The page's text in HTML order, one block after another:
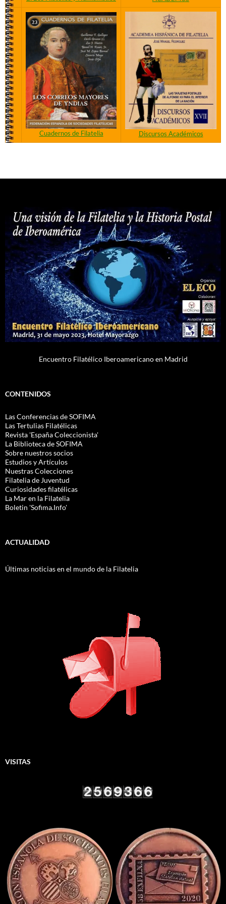
Cuadernos de Filatelia Discursos Académicos
Encuentro Filatélico Iberoamericano en Madrid
CONTENIDOS
Las Conferencias de SOFIMA
Las Tertulias Filatélicas
Revista 'España Coleccionista'
La Biblioteca de SOFIMA
Sobre nuestros socios
Estudios y Artículos
Nuestras Colecciones
Filatelia de Juventud
Curiosidades filatélicas
La Mar en la Filatelia
Boletin 'Sofima.Info'
ACTUALIDAD
Últimas noticias en el mundo de la Filatelia
VISITAS